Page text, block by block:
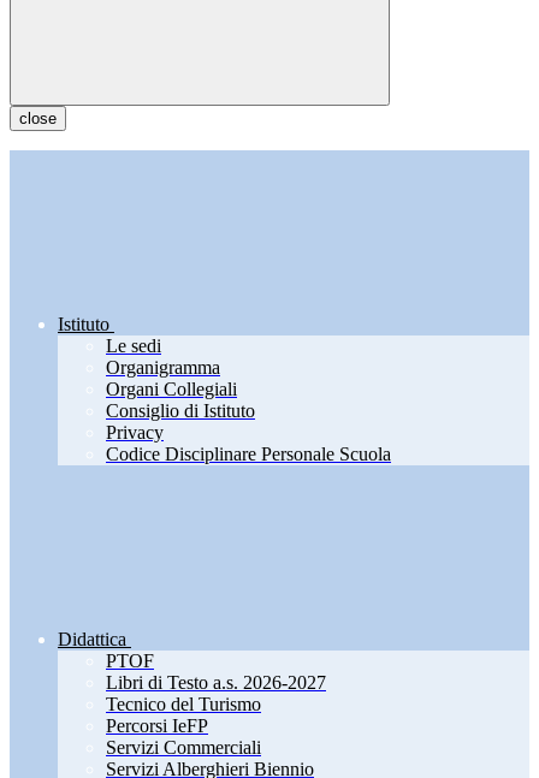
close
Istituto
Le sedi
Organigramma
Organi Collegiali
Consiglio di Istituto
Privacy
Codice Disciplinare Personale Scuola
Didattica
PTOF
Libri di Testo a.s. 2026-2027
Tecnico del Turismo
Percorsi IeFP
Servizi Commerciali
Servizi Alberghieri Biennio